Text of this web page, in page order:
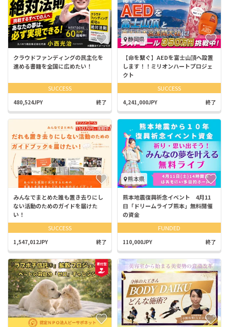
クラウドファンディングの民主化を
進める書籍を全国に広めたい！
SUCCESS
480,524JPY 終了
静岡県
【命を繋ぐ】AEDを富士山頂へ設置
します！！ミリオンハートプロジェ
クト
SUCCESS
4,241,000JPY 終了
みんなでまとめた誰も置き去りにし
ない活動のためのガイドを届けた
い！
SUCCESS
1,547,012JPY 終了
熊本県
熊本地震復興祈念イベント 4月11
日「ドリームライブ熊本」無料開催
の資金
FUNDED
110,000JPY 終了